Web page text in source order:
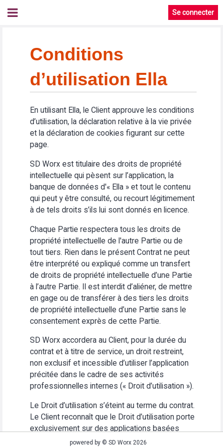
Se connecter
Conditions
d’utilisation Ella
En utilisant Ella, le Client approuve les conditions
d’utilisation, la déclaration relative à la vie privée
et la déclaration de cookies figurant sur cette
page.
SD Worx est titulaire des droits de propriété
intellectuelle qui pèsent sur l’application, la
banque de données d'« Ella » et tout le contenu
qui peut y être consulté, ou recourt légitimement
à de tels droits s’ils lui sont donnés en licence.
Chaque Partie respectera tous les droits de
propriété intellectuelle de l'autre Partie ou de
tout tiers. Rien dans le présent Contrat ne peut
être interprété ou expliqué comme un transfert
de droits de propriété intellectuelle d’une Partie
à l’autre Partie. Il est interdit d’aliéner, de mettre
en gage ou de transférer à des tiers les droits
de propriété intellectuelle d’une Partie sans le
consentement exprès de cette Partie.
SD Worx accordera au Client, pour la durée du
contrat et à titre de service, un droit restreint,
non exclusif et incessible d’utiliser l’application
précitée dans le cadre de ses activités
professionnelles internes (« Droit d’utilisation »).
Le Droit d’utilisation s’éteint au terme du contrat.
Le Client reconnaît que le Droit d’utilisation porte
exclusivement sur des applications basées
Web. Le Client s’abstiendra (i) d’utiliser
powered by © SD Worx 2026